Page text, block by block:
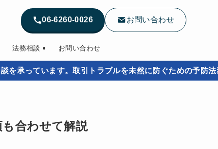
法務相談 お問い合わせ
06-6260-0026 お問い合わせ
ます。取引トラブルを未然に防ぐための予防法務をサポ
合わせて解説